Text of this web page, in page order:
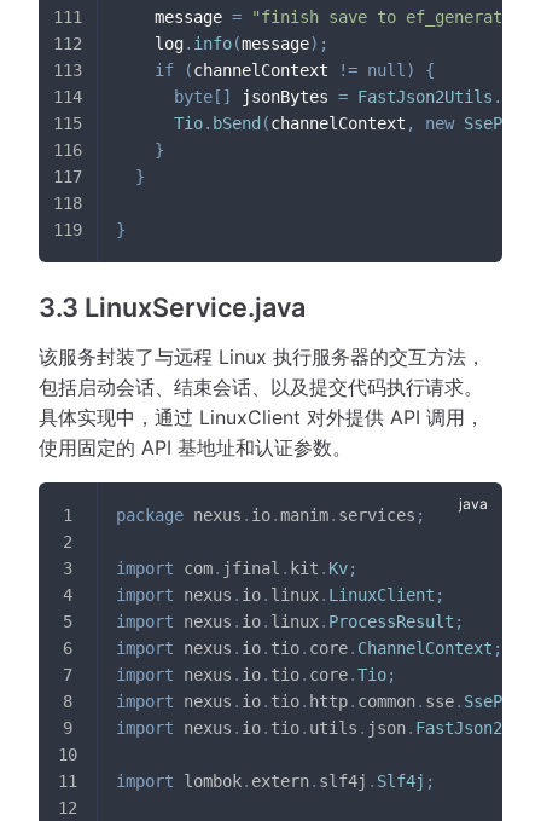
    message
=
"finish save to
    log
. info(message) ;
if
(channelContext != null )
{
byte [ ] jsonBytes = FastJson2Utils .
Tio. bSend (channelContext , new
}
}
}
3.3 LinuxService.java
该服务封装了与远程 Linux 执行服务器的交互方法，
包括启动会话、结束会话、以及提交代码执行请求。
具体实现中，通过 LinuxClient 对外提供 API 调用，
使用固定的 API 基地址和认证参数。
package nexus . io.manim. services ;
import com. jfinal . kit . Kv;
import
nexus . io. linux. LinuxClient ;
import
nexus . io. linux. ProcessResult ;
import
nexus . io. tio. core. ChannelContext ;
import
nexus . io. tio. core.Tio;
import
nexus . io. tio. http. common. sse.
import
nexus . io. tio. utils . json.
import lombok. extern. slf4j . Slf4j ;